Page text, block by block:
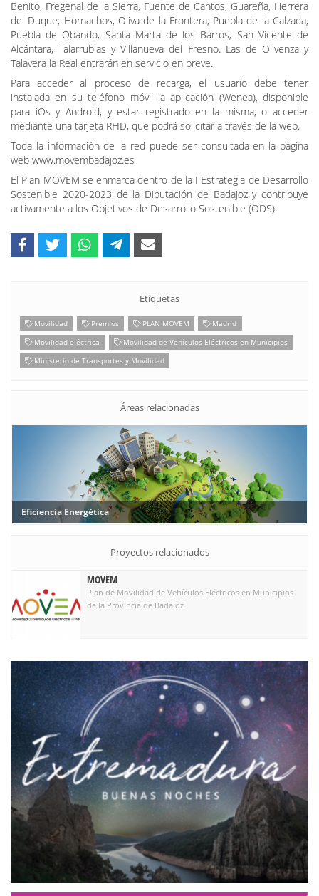
Treinta electrolineras de la red se han puesto ya en servicio,
estando las de carga rápida (50 kW), ubicadas en Badajoz, Jerez de
los Caballeros, Llerena, Monesterio, Navalvillar de Pela, San Pedro
de Mérida, Villafranca de los Barros, Villanueva de la Serena y Zafra.
A estas se suman las electrolineras de carga semi-rápidas (22 kW)
localizadas en Alburquerque, Azuaga, Cabeza del Buey, Calamonte,
Campanario, Campillo de Llerena, Castuera, finca La Cocosa, Don
Benito, Fregenal de la Sierra, Fuente de Cantos, Guareña, Herrera
del Duque, Hornachos, Oliva de la Frontera, Puebla de la Calzada,
Puebla de Obando, Santa Marta de los Barros, San Vicente de
Alcántara, Talarrubias y Villanueva del Fresno. Las de Olivenza y
Talavera la Real entrarán en servicio en breve.
Para acceder al proceso de recarga, el usuario debe tener
instalada en su teléfono móvil la aplicación (Wenea), disponible
para iOs y Android, y estar registrado en la misma, o acceder
mediante una tarjeta RFID, que podrá solicitar a través de la web.
Toda la información de la red puede ser consultada en la página
Sostenible 2020-2023 de la Diputación de Badajoz y contribuye
activamente a los Objetivos de Desarrollo Sostenible (ODS).
Etiquetas
Movilidad de Vehículos Eléctricos en Municipios
Ministerio de Transportes y Movilidad
Áreas relacionadas
Eficiencia Energética
MOVEM
Plan de Movilidad de Vehículos Eléctricos en Municipios
de la Provincia de Badajoz